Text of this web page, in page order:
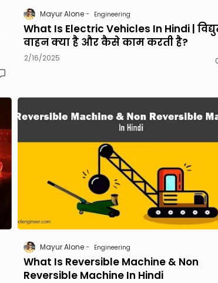
Mayur Alone Engineering
What Is Electric Vehicles In Hindi |
वाहन क्या है और कैसे काम करती है?
2/16/2025
Mayur Alone Engineering
What Is Reversible Machine & Non
Reversible Machine In Hindi